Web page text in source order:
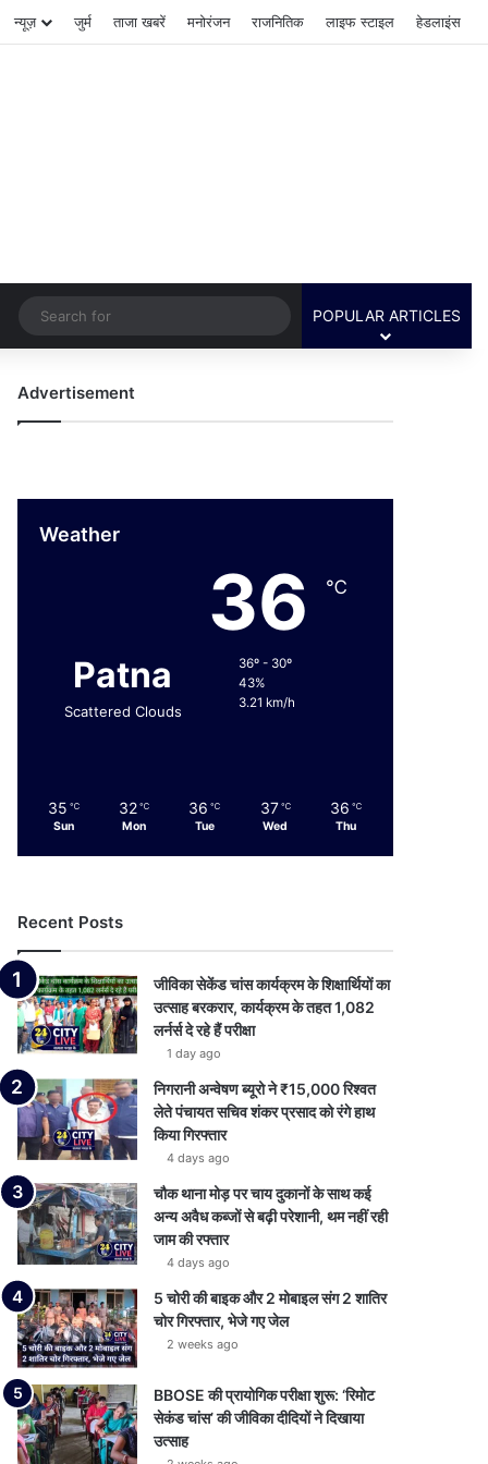
न्यूज़ जुर्म ताजा खबरें मनोरंजन राजनितिक लाइफ स्टाइल हेडलाइंस
Switch skin
Search
for
POPULAR ARTICLES
Advertisement
Weather
Patna
Scattered Clouds
36 ℃
36º - 30º
43%
3.21 km/h
35 ℃
Sun
32 ℃
Mon
36 ℃
Tue
37 ℃
Wed
36 ℃
Thu
Recent Posts
जीविका सेकेंड चांस कार्यक्रम के शिक्षार्थियों का
उत्साह बरकरार, कार्यक्रम के तहत 1,082
लर्नर्स दे रहे हैं परीक्षा
1 day ago
निगरानी अन्वेषण ब्यूरो ने ₹15,000 रिश्वत
लेते पंचायत सचिव शंकर प्रसाद को रंगे हाथ
किया गिरफ्तार
4 days ago
चौक थाना मोड़ पर चाय दुकानों के साथ कई
अन्य अवैध कब्जों से बढ़ी परेशानी, थम नहीं रही
जाम की रफ्तार
4 days ago
5 चोरी की बाइक और 2 मोबाइल संग 2 शातिर
चोर गिरफ्तार, भेजे गए जेल
2 weeks ago
BBOSE की प्रायोगिक परीक्षा शुरू: ‘रिमोट
सेकंड चांस’ की जीविका दीदियों ने दिखाया
उत्साह